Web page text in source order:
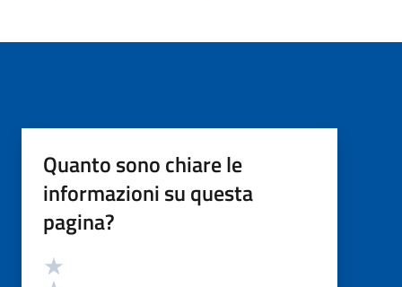
Quanto sono chiare le
informazioni su questa
pagina?
Valutazione